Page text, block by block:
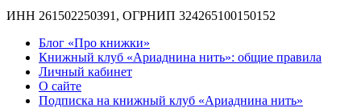
ИНН 261502250391, ОГРНИП 324265100150152
Блог «Про книжки»
Книжный клуб «Ариаднина нить»: общие правила
Личный кабинет
О сайте
Подписка на книжный клуб «Ариаднина нить»